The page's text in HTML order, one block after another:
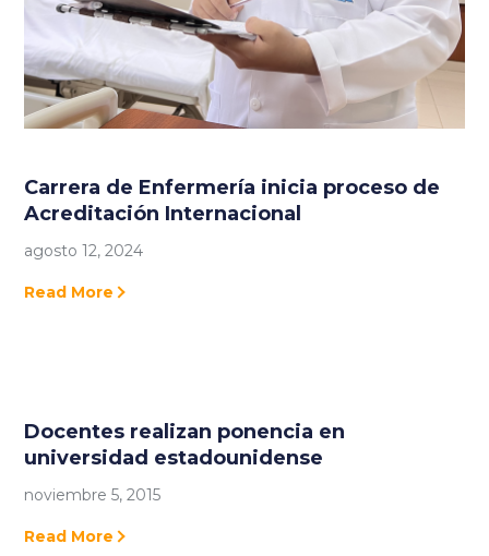
Carrera de Enfermería inicia proceso de
Acreditación Internacional
agosto 12, 2024
Read More
Docentes realizan ponencia en
universidad estadounidense
noviembre 5, 2015
Read More